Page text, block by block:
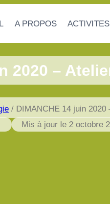
A PROPOS ACTIVITES
2020 –
/ DIMANCHE 14 juin 2020
Mis à jour le 2 octobre